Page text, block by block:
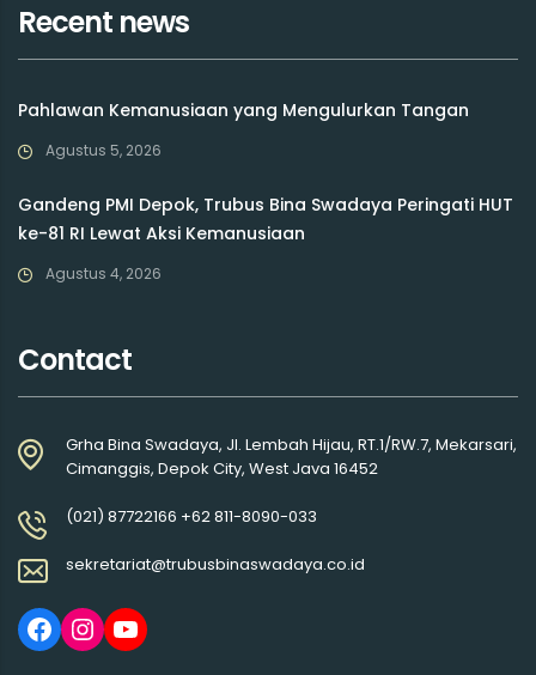
Recent news
Pahlawan Kemanusiaan yang Mengulurkan Tangan
Agustus 5, 2026
Gandeng PMI Depok, Trubus Bina Swadaya Peringati HUT
ke-81 RI Lewat Aksi Kemanusiaan
Agustus 4, 2026
Contact
Grha Bina Swadaya, Jl. Lembah Hijau, RT.1/RW.7, Mekarsari,
Cimanggis, Depok City, West Java 16452
(021) 87722166 +62 811-8090-033
sekretariat@trubusbinaswadaya.co.id